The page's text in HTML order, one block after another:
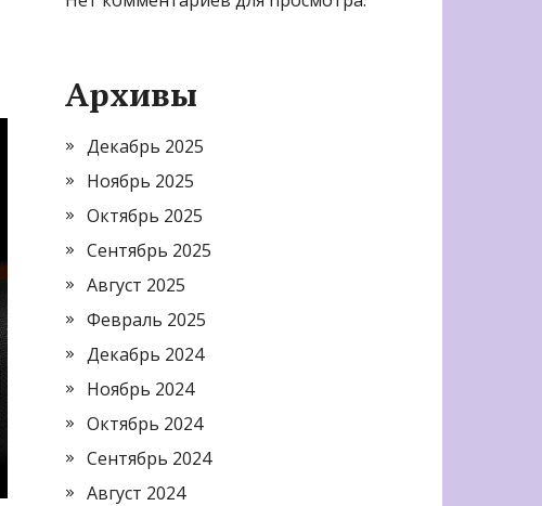
Архивы
Декабрь 2025
Ноябрь 2025
Октябрь 2025
Сентябрь 2025
Август 2025
Февраль 2025
Декабрь 2024
Ноябрь 2024
Октябрь 2024
Сентябрь 2024
Август 2024